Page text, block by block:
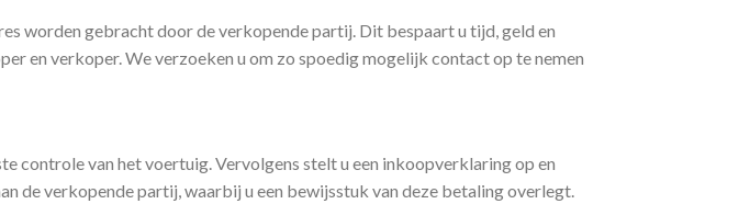
worden gebracht door de verkopende partij. Dit bespaart u tijd, geld en
en verkoper. We verzoeken u om zo spoedig mogelijk contact op te nemen
controle van het voertuig. Vervolgens stelt u een inkoopverklaring op en
de verkopende partij, waarbij u een bewijsstuk van deze betaling overlegt.